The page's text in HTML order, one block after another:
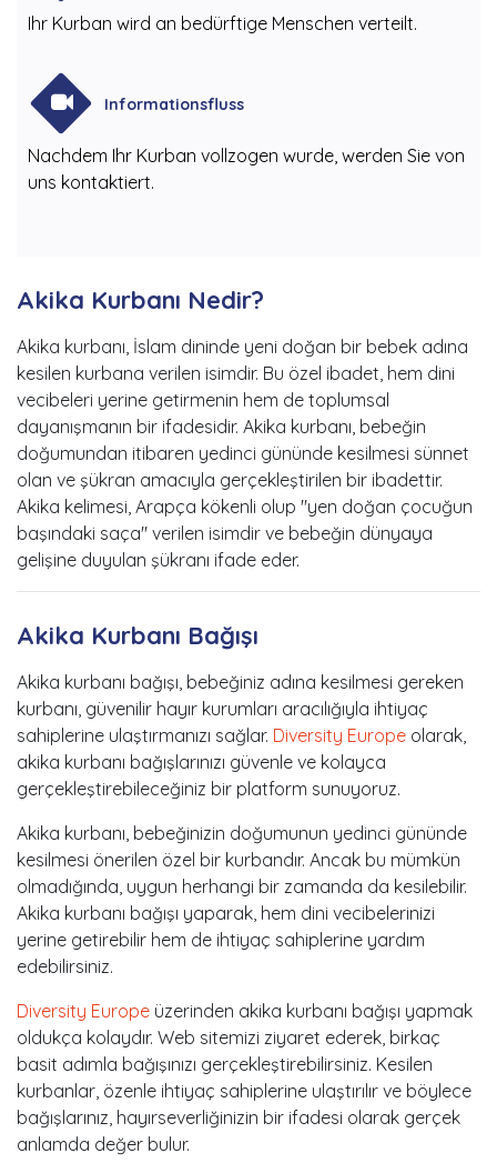
Ihr Kurban wird an bedürftige Menschen verteilt.
Informationsfluss
Nachdem Ihr Kurban vollzogen wurde, werden Sie von
uns kontaktiert.
Akika Kurbanı Nedir?
Akika kurbanı, İslam dininde yeni doğan bir bebek adına
kesilen kurbana verilen isimdir. Bu özel ibadet, hem dini
vecibeleri yerine getirmenin hem de toplumsal
dayanışmanın bir ifadesidir. Akika kurbanı, bebeğin
doğumundan itibaren yedinci gününde kesilmesi sünnet
olan ve şükran amacıyla gerçekleştirilen bir ibadettir.
Akika kelimesi, Arapça kökenli olup "yen doğan çocuğun
başındaki saça" verilen isimdir ve bebeğin dünyaya
gelişine duyulan şükranı ifade eder.
Akika Kurbanı Bağışı
Akika kurbanı bağışı, bebeğiniz adına kesilmesi gereken
kurbanı, güvenilir hayır kurumları aracılığıyla ihtiyaç
sahiplerine ulaştırmanızı sağlar. Diversity Europe olarak,
akika kurbanı bağışlarınızı güvenle ve kolayca
gerçekleştirebileceğiniz bir platform sunuyoruz.
Akika kurbanı, bebeğinizin doğumunun yedinci gününde
kesilmesi önerilen özel bir kurbandır. Ancak bu mümkün
olmadığında, uygun herhangi bir zamanda da kesilebilir.
Akika kurbanı bağışı yaparak, hem dini vecibelerinizi
yerine getirebilir hem de ihtiyaç sahiplerine yardım
edebilirsiniz.
Diversity Europe üzerinden akika kurbanı bağışı yapmak
oldukça kolaydır. Web sitemizi ziyaret ederek, birkaç
basit adımla bağışınızı gerçekleştirebilirsiniz. Kesilen
kurbanlar, özenle ihtiyaç sahiplerine ulaştırılır ve böylece
bağışlarınız, hayırseverliğinizin bir ifadesi olarak gerçek
anlamda değer bulur.